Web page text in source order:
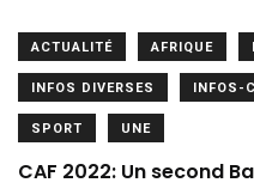
ACTUALITÉ AFRIQUE
INFOS DIVERSES INFOS-
SPORT UNE
CAF 2022: Un second